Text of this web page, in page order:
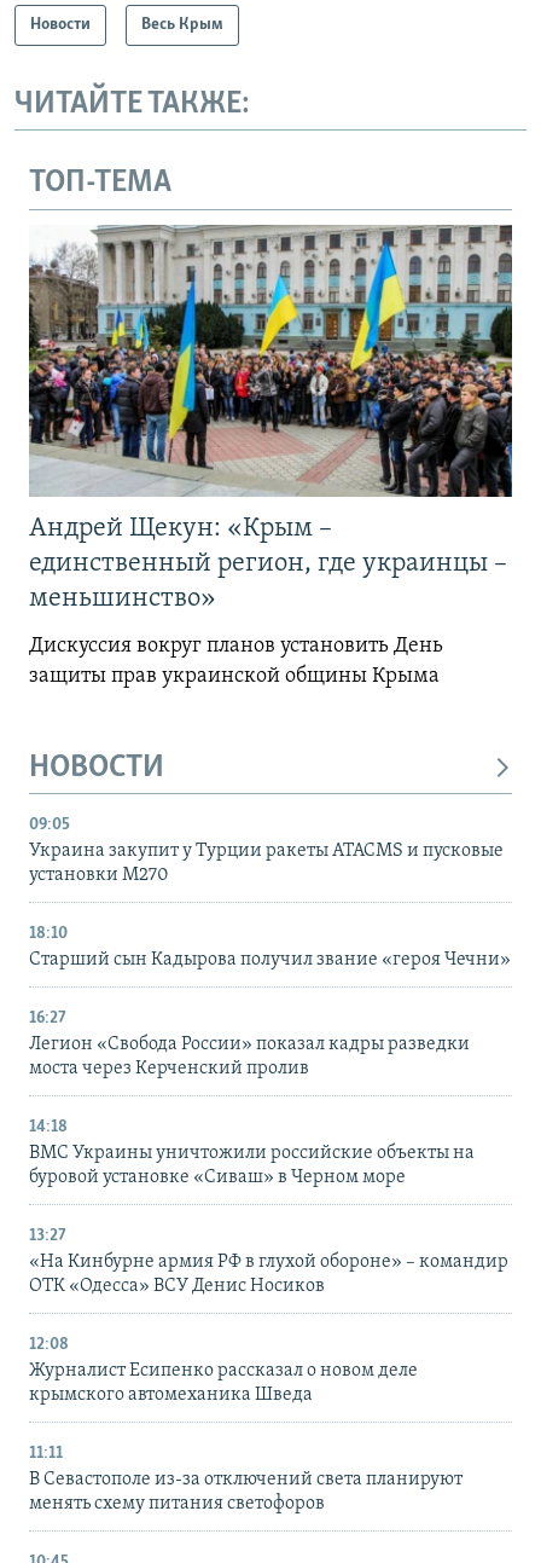
Новости Весь Крым
ЧИТАЙТЕ ТАКЖЕ:
ТОП-ТЕМА
Андрей Щекун: «Крым –
единственный регион, где украинцы –
меньшинство»
Дискуссия вокруг планов установить День
защиты прав украинской общины Крыма
НОВОСТИ
09:05
Украина закупит у Турции ракеты ATACMS и пусковые
установки M270
18:10
Старший сын Кадырова получил звание «героя Чечни»
16:27
Легион «Свобода России» показал кадры разведки
моста через Керченский пролив
14:18
ВМС Украины уничтожили российские объекты на
буровой установке «Сиваш» в Черном море
13:27
«На Кинбурне армия РФ в глухой обороне» – командир
ОТК «Одесса» ВСУ Денис Носиков
12:08
Журналист Есипенко рассказал о новом деле
крымского автомеханика Шведа
11:11
В Севастополе из-за отключений света планируют
менять схему питания светофоров